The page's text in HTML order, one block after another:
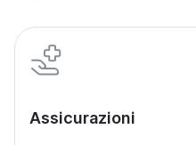
Assicurazioni